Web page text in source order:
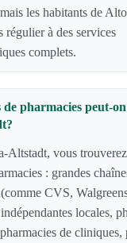
les habitants de
régulier à des services
complets.
de pharmacies peut-
Altstadt, vous
: grandes
CVS,
locales,
de cliniques,